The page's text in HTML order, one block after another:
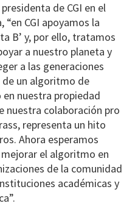
de CGI en el
“en CGI apoyamos la
B’ y, por ello, tratamos
a nuestro planeta y
a las generaciones
de un algoritmo de
nuestra propiedad
nuestra colaboración pro
representa un hito
Ahora esperamos
el algoritmo en
de la comunidad
académicas y